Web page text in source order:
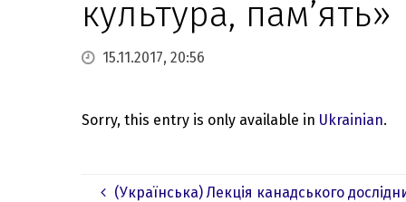
культура, пам’ять»
15.11.2017, 20:56
Sorry, this entry is only available in Ukrainian.
(Українська) Лекція канадського